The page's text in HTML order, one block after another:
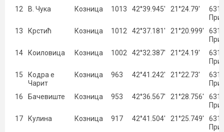
12
В. Чука Козница 1013 42°39.945′ 21°24.79′
631
13
Крстић Козница 1012 42°37.181′ 21°20.999′
631
14
Коиловица Козница 1002 42°32.387′ 21°24.19′
631
15
Кодра е
Чарит
Козница 963 42°41.242′ 21°22.73′
631
16
Бачевиште Козница 953 42°36.567′ 21°28.756′
631
17
Кулина Козница 917 42°41.504′ 21°25.749′
631